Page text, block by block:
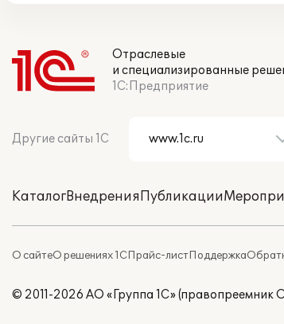
Отраслевые
и специализированные
1С:Предприятие
Другие сайты 1С
КаталогВнедренияПубликации
О сайтеО решениях 1СПрайс-листПоддержка
© 2011-2026 АО «Группа 1С»